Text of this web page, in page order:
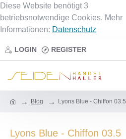
Diese Website benötigt 3
betriebsnotwendige Cookies. Mehr
Informationen: Datenschutz
LOGIN REGISTER
Blog Lyons Blue - Chiffon 03.5
Lyons Blue - Chiffon 03.5